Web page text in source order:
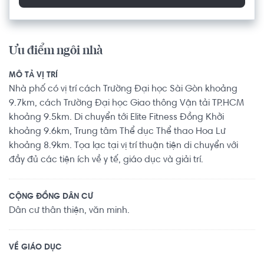
Ưu điểm ngôi nhà
MÔ TẢ VỊ TRÍ
Nhà phố có vị trí cách Trường Đại học Sài Gòn khoảng
9.7km, cách Trường Đại học Giao thông Vận tải TP.HCM
khoảng 9.5km. Di chuyển tới Elite Fitness Đồng Khởi
khoảng 9.6km, Trung tâm Thể dục Thể thao Hoa Lư
khoảng 8.9km. Tọa lạc tại vị trí thuận tiện di chuyển với
đầy đủ các tiện ích về y tế, giáo dục và giải trí.
CỘNG ĐỒNG DÂN CƯ
Dân cư thân thiện, văn minh.
VỀ GIÁO DỤC